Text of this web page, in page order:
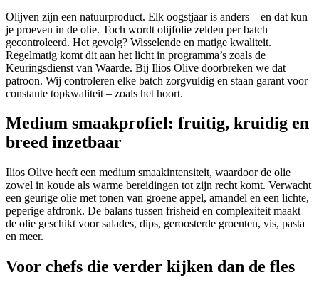
Olijven zijn een natuurproduct. Elk oogstjaar is anders – en dat kun
je proeven in de olie. Toch wordt olijfolie zelden per batch
gecontroleerd. Het gevolg? Wisselende en matige kwaliteit.
Regelmatig komt dit aan het licht in programma’s zoals de
Keuringsdienst van Waarde. Bij Ilios Olive doorbreken we dat
patroon. Wij controleren elke batch zorgvuldig en staan garant voor
constante topkwaliteit – zoals het hoort.
Medium smaakprofiel: fruitig, kruidig en
breed inzetbaar
Ilios Olive heeft een medium smaakintensiteit, waardoor de olie
zowel in koude als warme bereidingen tot zijn recht komt. Verwacht
een geurige olie met tonen van groene appel, amandel en een lichte,
peperige afdronk. De balans tussen frisheid en complexiteit maakt
de olie geschikt voor salades, dips, geroosterde groenten, vis, pasta
en meer.
Voor chefs die verder kijken dan de fles